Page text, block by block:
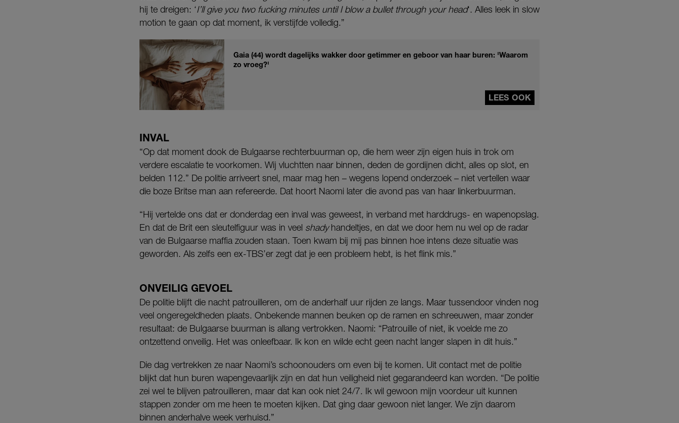
hij te dreigen: ‘I’ll give you two fucking minutes until I blow a bullet through your head‘. Alles leek in slow
motion te gaan op dat moment, ik verstijfde volledig.”
Gaia (44) wordt dagelijks wakker door getimmer en geboor van haar buren: 'Waarom
zo vroeg?'
LEES OOK
INVAL
“Op dat moment dook de Bulgaarse rechterbuurman op, die hem weer zijn eigen huis in trok om
verdere escalatie te voorkomen. Wij vluchtten naar binnen, deden de gordijnen dicht, alles op slot, en
belden 112.” De politie arriveert snel, maar mag hen – wegens lopend onderzoek – niet vertellen waar
die boze Britse man aan refereerde. Dat hoort Naomi later die avond pas van haar linkerbuurman.
“Hij vertelde ons dat er donderdag een inval was geweest, in verband met harddrugs- en wapenopslag.
En dat de Brit een sleutelfiguur was in veel shadyhandeltjes, en dat we door hem nu wel op de radar
van de Bulgaarse maffia zouden staan. Toen kwam bij mij pas binnen hoe intens deze situatie was
geworden. Als zelfs een ex-TBS’er zegt dat je een probleem hebt, is het flink mis.”
ONVEILIG GEVOEL
De politie blijft die nacht patrouilleren, om de anderhalf uur rijden ze langs. Maar tussendoor vinden nog
veel ongeregeldheden plaats. Onbekende mannen beuken op de ramen en schreeuwen, maar zonder
resultaat: de Bulgaarse buurman is allang vertrokken. Naomi: “Patrouille of niet, ik voelde me zo
ontzettend onveilig. Het was onleefbaar. Ik kon en wilde echt geen nacht langer slapen in dit huis.”
Die dag vertrekken ze naar Naomi’s schoonouders om even bij te komen. Uit contact met de politie
blijkt dat hun buren wapengevaarlijk zijn en dat hun veiligheid niet gegarandeerd kan worden. “De politie
zei wel te blijven patrouilleren, maar dat kan ook niet 24/7. Ik wil gewoon mijn voordeur uit kunnen
stappen zonder om me heen te moeten kijken. Dat ging daar gewoon niet langer. We zijn daarom
binnen anderhalve week verhuisd.”